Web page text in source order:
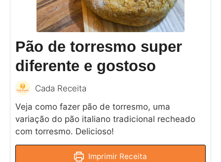
Pão de torresmo super
diferente e gostoso
Cada Receita
Veja como fazer pão de torresmo, uma
variação do pão italiano tradicional recheado
com torresmo. Delicioso!
Imprimir Receita